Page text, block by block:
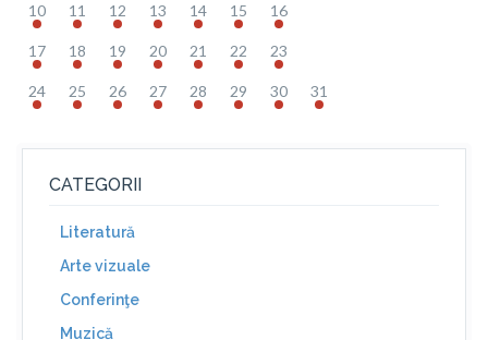
10 11 12 13 14 15 16
17 18 19 20 21 22 23
24 25 26 27 28 29 30 31
CATEGORII
Literatură
Arte vizuale
Conferinţe
Muzică